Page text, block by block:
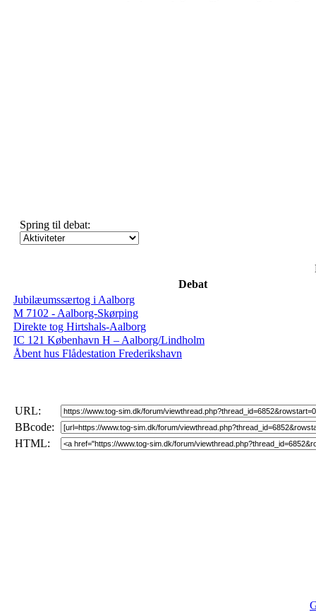
Spring til debat:
Debat
Jubilæumssærtog i Aalborg
M 7102 - Aalborg-Skørping
Direkte tog Hirtshals-Aalborg
IC 121 København H – Aalborg/Lindholm
Åbent hus Flådestation Frederikshavn
URL:
BBcode:
HTML: